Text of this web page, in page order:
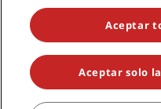
NO TE PIERDAS
© 2026 Radisson Hotel Group.
Radisson Hotel Group,
Collection, Radisson
Aceptar
Aceptar solo